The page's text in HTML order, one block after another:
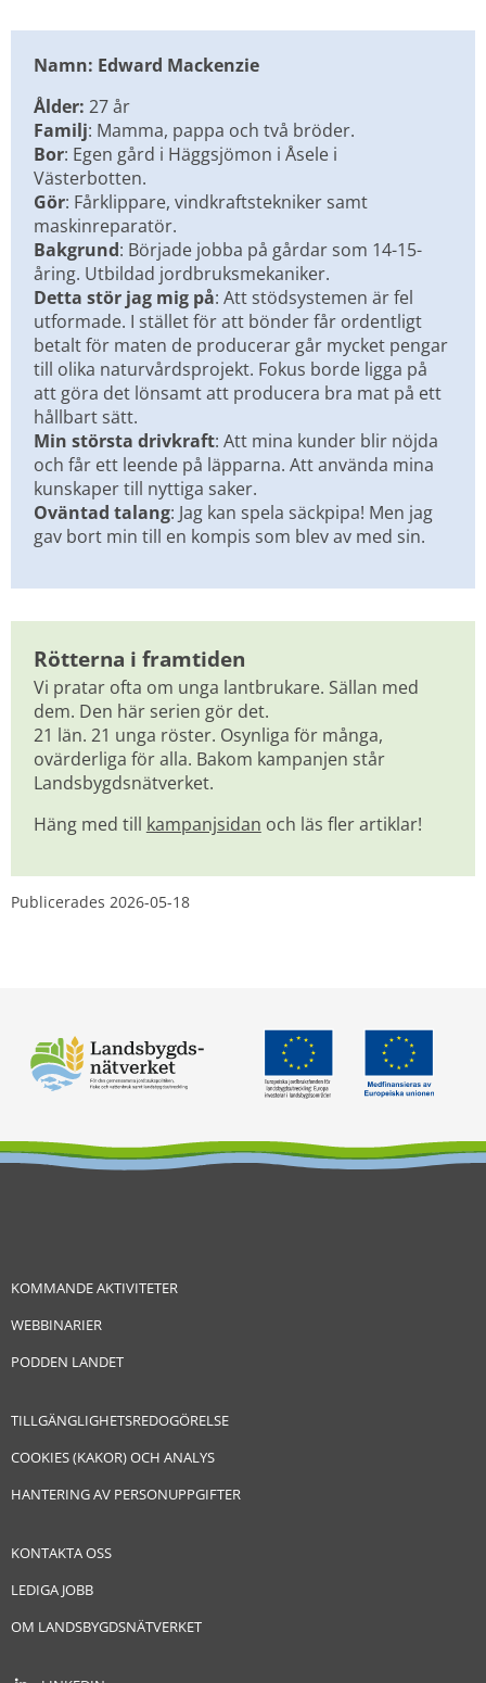
Namn: Edward Mackenzie
Ålder: 27 år
Familj: Mamma, pappa och två bröder.
Bor: Egen gård i Häggsjömon i Åsele i
Västerbotten.
Gör: Fårklippare, vindkraftstekniker samt
maskinreparatör.
Bakgrund: Började jobba på gårdar som 14-15-
åring. Utbildad jordbruksmekaniker.
Detta stör jag mig på: Att stödsystemen är fel
utformade. I stället för att bönder får ordentligt
betalt för maten de producerar går mycket pengar
till olika naturvårdsprojekt. Fokus borde ligga på
att göra det lönsamt att producera bra mat på ett
hållbart sätt.
Min största drivkraft: Att mina kunder blir nöjda
och får ett leende på läpparna. Att använda mina
kunskaper till nyttiga saker.
Oväntad talang: Jag kan spela säckpipa! Men jag
gav bort min till en kompis som blev av med sin.
Rötterna i framtiden
Vi pratar ofta om unga lantbrukare. Sällan med
dem. Den här serien gör det.
21 län. 21 unga röster. Osynliga för många,
ovärderliga för alla. Bakom kampanjen står
Landsbygdsnätverket.
Häng med till kampanjsidan och läs fler artiklar!
Publicerades 2026-05-18
KOMMANDE AKTIVITETER
WEBBINARIER
PODDEN LANDET
TILLGÄNGLIGHETSREDOGÖRELSE
COOKIES (KAKOR) OCH ANALYS
HANTERING AV PERSONUPPGIFTER
KONTAKTA OSS
LEDIGA JOBB
OM LANDSBYGDSNÄTVERKET